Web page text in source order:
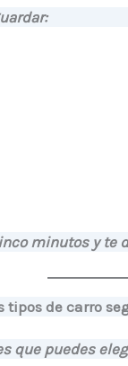
minutos y te
tipos de carro
que puedes